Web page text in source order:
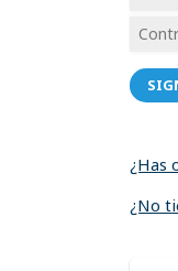
¿Has
¿No